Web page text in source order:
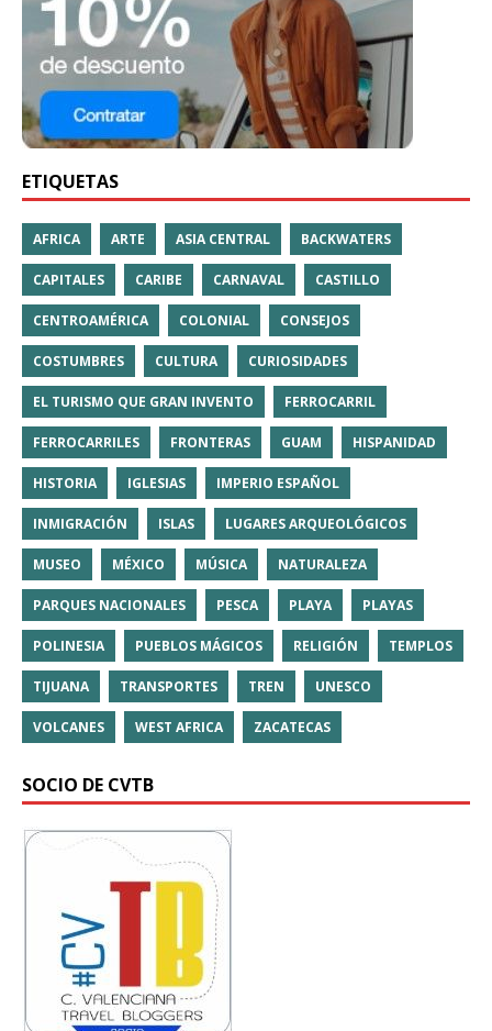
ETIQUETAS
AFRICA ARTE ASIA CENTRAL BACKWATERS
CAPITALES CARIBE CARNAVAL CASTILLO
CENTROAMÉRICA COLONIAL CONSEJOS
COSTUMBRES CULTURA CURIOSIDADES
EL TURISMO QUE GRAN INVENTO FERROCARRIL
FERROCARRILES FRONTERAS GUAM HISPANIDAD
HISTORIA IGLESIAS IMPERIO ESPAÑOL
INMIGRACIÓN ISLAS LUGARES ARQUEOLÓGICOS
MUSEO MÉXICO MÚSICA NATURALEZA
PARQUES NACIONALES PESCA PLAYA PLAYAS
POLINESIA PUEBLOS MÁGICOS RELIGIÓN TEMPLOS
TIJUANA TRANSPORTES TREN UNESCO
VOLCANES WEST AFRICA ZACATECAS
SOCIO DE CVTB